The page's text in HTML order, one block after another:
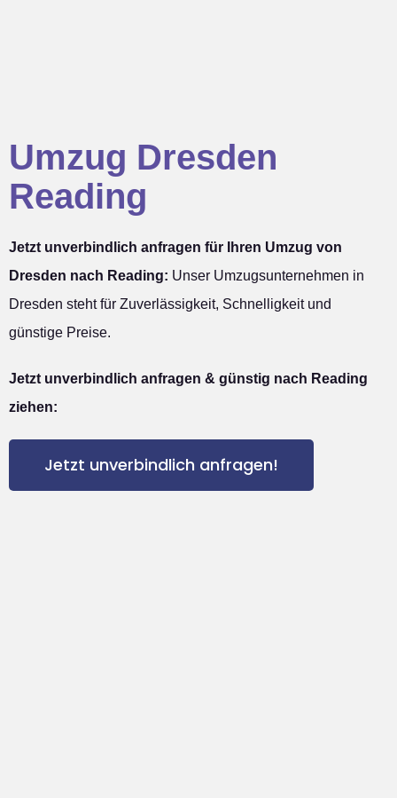
Umzug Dresden
Reading
Jetzt unverbindlich anfragen für Ihren Umzug von
Dresden nach Reading: Unser Umzugsunternehmen in
Dresden steht für Zuverlässigkeit, Schnelligkeit und
günstige Preise.
Jetzt unverbindlich anfragen & günstig nach Reading
ziehen:
Jetzt unverbindlich anfragen!